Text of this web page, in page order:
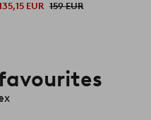
EUR 159 EUR